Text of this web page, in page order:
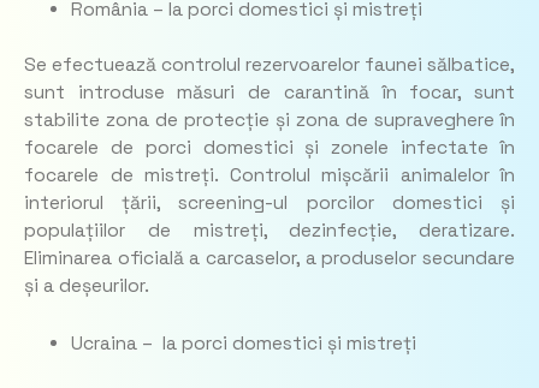
România – la porci domestici și mistreți
Se efectuează controlul rezervoarelor faunei sălbatice,
sunt introduse măsuri de carantină în focar, sunt
stabilite zona de protecție și zona de supraveghere în
focarele de porci domestici și zonele infectate în
focarele de mistreți. Controlul mișcării animalelor în
interiorul țării, screening-ul porcilor domestici și
populațiilor de mistreți, dezinfecție, deratizare.
Eliminarea oficială a carcaselor, a produselor secundare
și a deșeurilor.
Ucraina – la porci domestici și mistreți